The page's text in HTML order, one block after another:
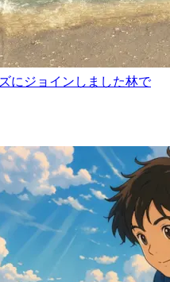
にジョインしました林で